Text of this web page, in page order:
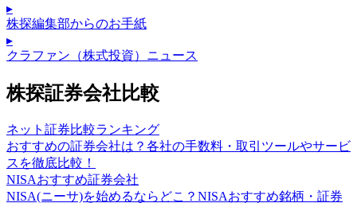
▸
株探編集部からのお手紙
▸
クラファン（株式投資）ニュース
株探証券会社比較
ネット証券比較ランキング
おすすめの証券会社は？各社の手数料・取引ツールやサービ
スを徹底比較！
NISAおすすめ証券会社
NISA(ニーサ)を始めるならどこ？NISAおすすめ銘柄・証券